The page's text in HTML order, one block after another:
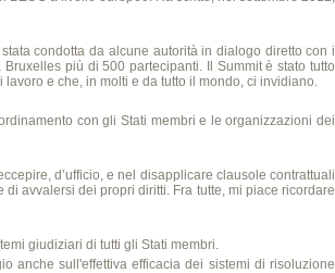
condotta da alcune autorità in dialogo diretto con i
più di 500 partecipanti. Il Summit è stato tutto
e che, in molti e da tutto il mondo, ci invidiano.
con gli Stati membri e le organizzazioni dei
d’ufficio, e nel disapplicare clausole contrattuali
avvalersi dei propri diritti. Fra tutte, mi piace ricordare
giudiziari di tutti gli Stati membri.
anche sull'effettiva efficacia dei sistemi di risoluzione